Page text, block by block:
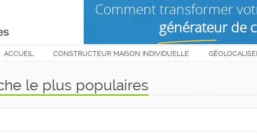
ACCUEIL CONSTRUCTEUR MAISON INDIVIDUELLE
le plus populaires